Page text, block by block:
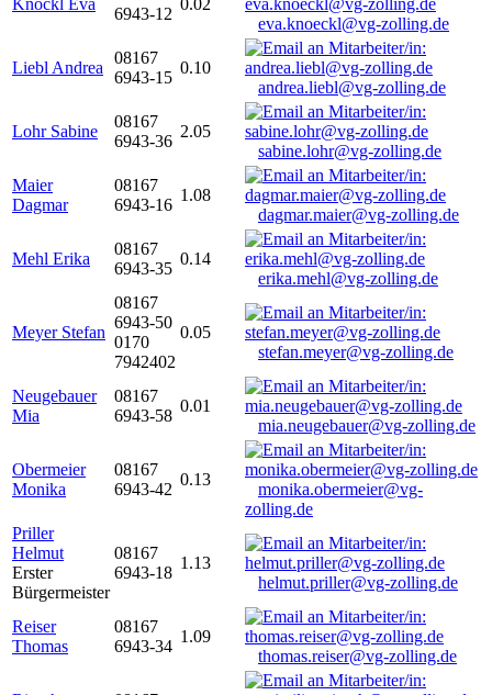
Knöckl Eva
6943-12
0.02
eva.knoeckl@vg-zolling.de
Liebl Andrea
08167
6943-15
0.10
andrea.liebl@vg-zolling.de
Lohr Sabine
08167
6943-36
2.05
sabine.lohr@vg-zolling.de
Maier
Dagmar
08167
6943-16
1.08
dagmar.maier@vg-zolling.de
Mehl Erika
08167
6943-35
0.14
erika.mehl@vg-zolling.de
Meyer Stefan
08167
6943-50
0170
7942402
0.05
stefan.meyer@vg-zolling.de
Neugebauer
Mia
08167
6943-58
0.01
mia.neugebauer@vg-zolling.de
Obermeier
Monika
08167
6943-42
0.13
monika.obermeier@vg-
zolling.de
Priller
Helmut
Erster
Bürgermeister
08167
6943-18
1.13
helmut.priller@vg-zolling.de
Reiser
Thomas
08167
6943-34
1.09
thomas.reiser@vg-zolling.de